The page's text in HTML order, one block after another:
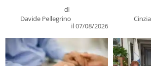
di
Davide Pellegrino
il 07/08/2026